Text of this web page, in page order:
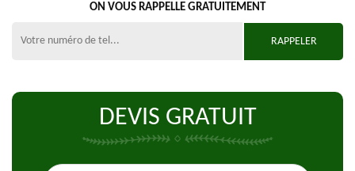
ON VOUS RAPPELLE GRATUITEMENT
DEVIS GRATUIT